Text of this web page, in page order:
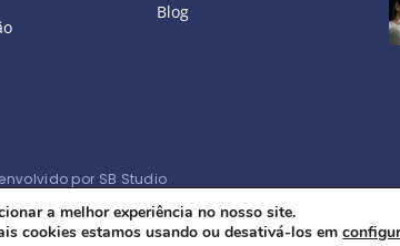
Blog
por SB Studio
a melhor experiência no nosso site.
cookies estamos usando ou desativá-los em